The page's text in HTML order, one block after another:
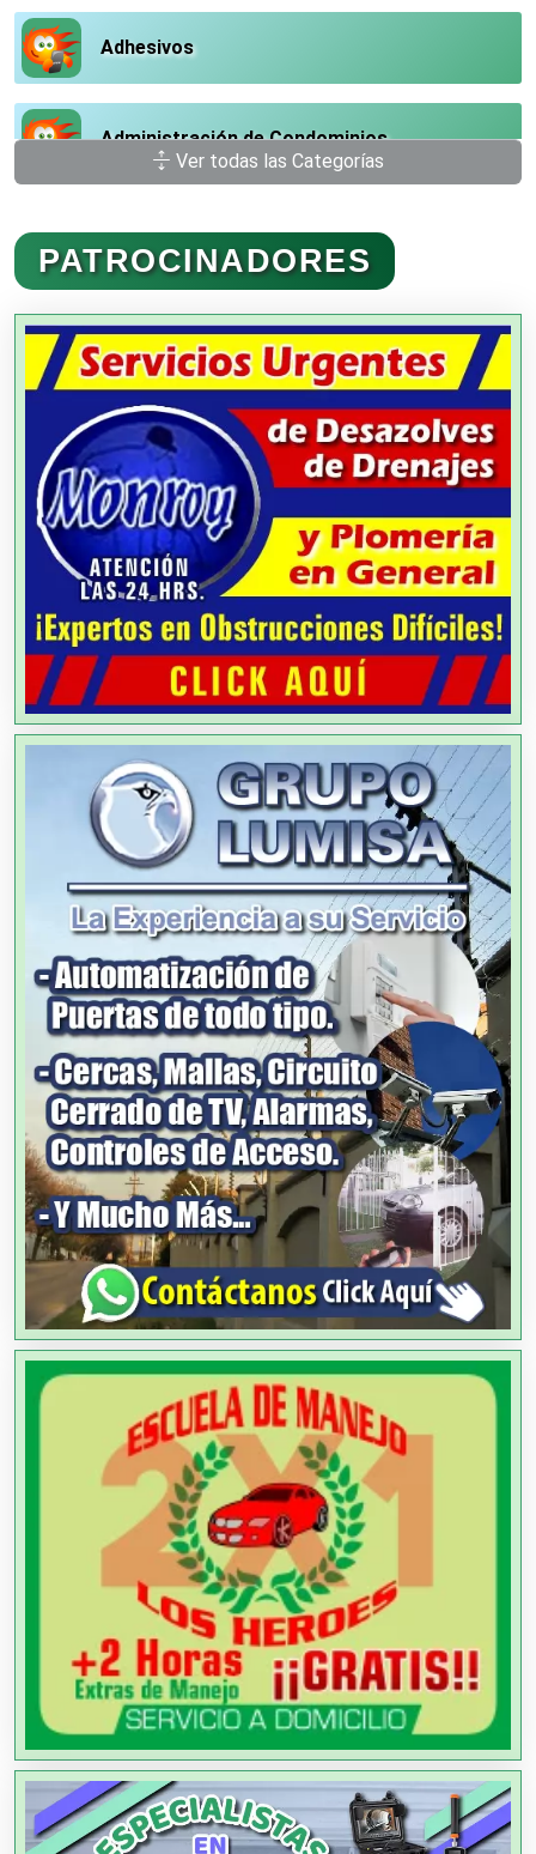
Adhesivos
Administración de Condominios
Administración de Empresas
Agencias Aduanales
Agencias de Autos
Agencias de Cobranza
Agencias de Colocación
Agencias de Modelos
Agencias de Publicidad
Agencias de Viajes
Agricultores
Agricultura y Ganadería
Agua Purificada
Aire Acondicionado
Alarmas
Albercas
Alimentos
Almacenaje
Alquiler de Autos
Alquiler de Equipos para Fiestas
Ver todas las Categorías
PATROCINADORES